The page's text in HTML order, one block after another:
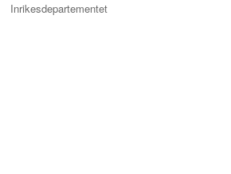
Inrikesdepartementet